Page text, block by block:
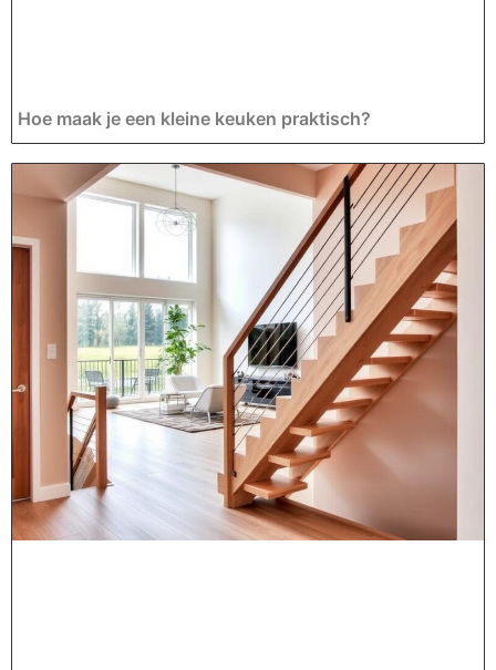
Hoe maak je een kleine keuken praktisch?